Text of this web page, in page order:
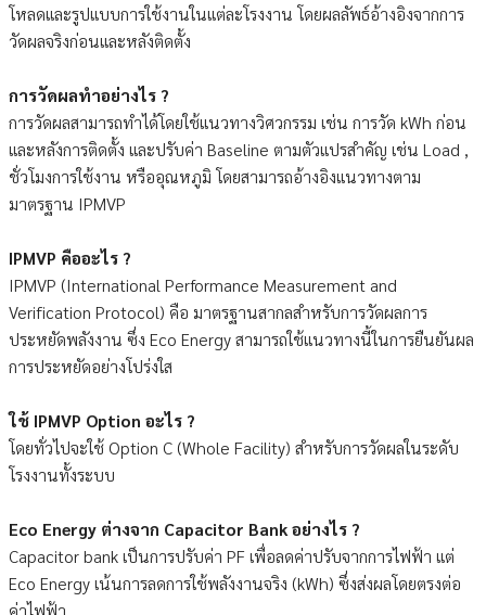
โหลดและรูปแบบการใช้งานในแต่ละโรงงาน โดยผลลัพธ์อ้างอิงจากการ
วัดผลจริงก่อนและหลังติดตั้ง
การวัดผลทำอย่างไร ?
การวัดผลสามารถทำได้โดยใช้แนวทางวิศวกรรม เช่น การวัด kWh ก่อน
และหลังการติดตั้ง และปรับค่า Baseline ตามตัวแปรสำคัญ เช่น Load ,
ชั่วโมงการใช้งาน หรืออุณหภูมิ โดยสามารถอ้างอิงแนวทางตาม
มาตรฐาน IPMVP
IPMVP คืออะไร ?
IPMVP (International Performance Measurement and
Verification Protocol) คือ มาตรฐานสากลสำหรับการวัดผลการ
ประหยัดพลังงาน ซึ่ง Eco Energy สามารถใช้แนวทางนี้ในการยืนยันผล
การประหยัดอย่างโปร่งใส
ใช้ IPMVP Option อะไร ?
โดยทั่วไปจะใช้ Option C (Whole Facility) สำหรับการวัดผลในระดับ
โรงงานทั้งระบบ
Eco Energy ต่างจาก Capacitor Bank อย่างไร ?
Capacitor bank เป็นการปรับค่า PF เพื่อลดค่าปรับจากการไฟฟ้า แต่
Eco Energy เน้นการลดการใช้พลังงานจริง (kWh) ซึ่งส่งผลโดยตรงต่อ
ค่าไฟฟ้า